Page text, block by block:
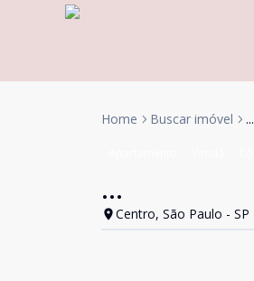
Home Buscar imóvel ...
...
Centro, São Paulo - SP